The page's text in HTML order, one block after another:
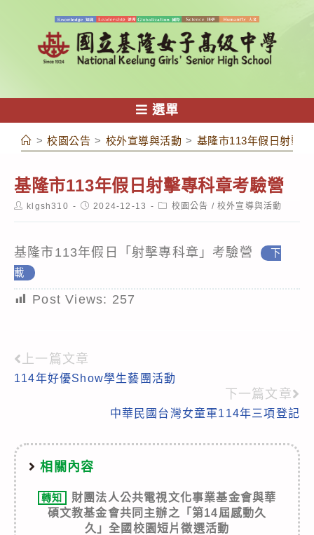
容
選單
> 校園公告 > 校外宣導與活動 > 基隆市113年假日射擊
基隆市113年假日射擊專科章考驗營
Postklgsh310
Post2024-12-13
Post校園公告 / 校外宣導與活動
基隆市113年假日「射擊專科章」考驗營
下
載
Post Views: 257
Read
more
上一篇文章
114年好優Show學生藝團活動
下一篇文章
中華民國台灣女童軍114年三項登記
相關內容
轉知
財團法人公共電視文化事業基金會與華
碩文教基金會共同主辦之「第14屆感動久
久」全國校園短片徵選活動